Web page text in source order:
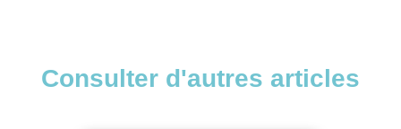
Consulter d'autres articles